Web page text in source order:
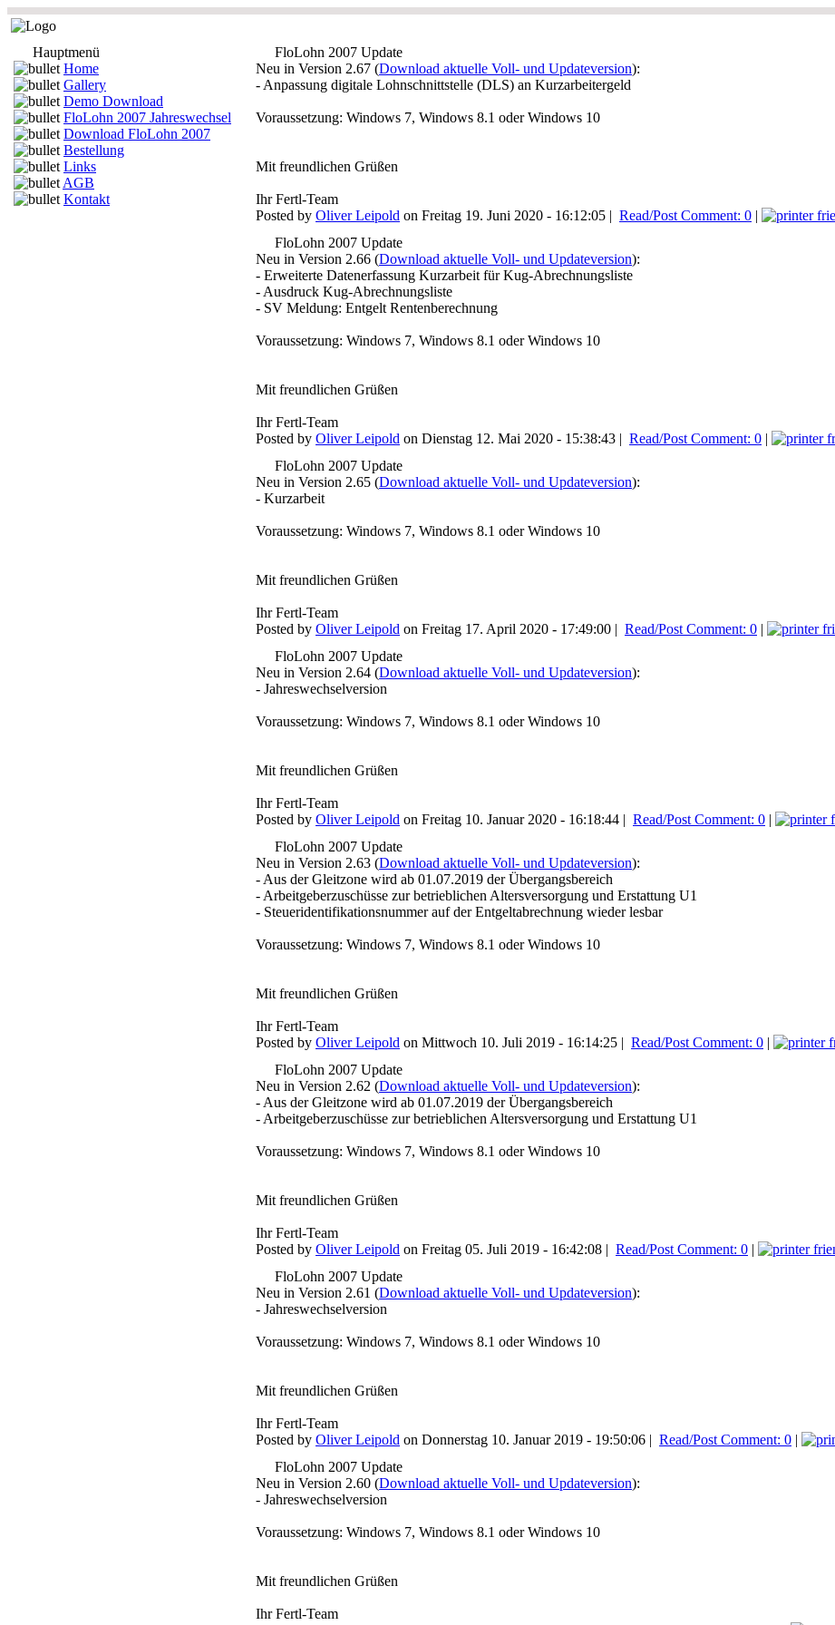
Hauptmenü
Home
Gallery
Demo Download
FloLohn 2007 Jahreswechsel
Download FloLohn 2007
Bestellung
Links
AGB
Kontakt
FloLohn 2007 Update
Neu in Version 2.67 (Download aktuelle Voll- und Updateversion):
- Anpassung digitale Lohnschnittstelle (DLS) an Kurzarbeitergeld
Voraussetzung: Windows 7, Windows 8.1 oder Windows 10
Mit freundlichen Grüßen
Ihr Fertl-Team
Posted by Oliver Leipold on Freitag 19. Juni 2020 - 16:12:05 | Read/Post Comment: 0 |
FloLohn 2007 Update
Neu in Version 2.66 (Download aktuelle Voll- und Updateversion):
- Erweiterte Datenerfassung Kurzarbeit für Kug-Abrechnungsliste
- Ausdruck Kug-Abrechnungsliste
- SV Meldung: Entgelt Rentenberechnung
Voraussetzung: Windows 7, Windows 8.1 oder Windows 10
Mit freundlichen Grüßen
Ihr Fertl-Team
Posted by Oliver Leipold on Dienstag 12. Mai 2020 - 15:38:43 | Read/Post Comment: 0 |
FloLohn 2007 Update
Neu in Version 2.65 (Download aktuelle Voll- und Updateversion):
- Kurzarbeit
Voraussetzung: Windows 7, Windows 8.1 oder Windows 10
Mit freundlichen Grüßen
Ihr Fertl-Team
Posted by Oliver Leipold on Freitag 17. April 2020 - 17:49:00 | Read/Post Comment: 0 |
FloLohn 2007 Update
Neu in Version 2.64 (Download aktuelle Voll- und Updateversion):
- Jahreswechselversion
Voraussetzung: Windows 7, Windows 8.1 oder Windows 10
Mit freundlichen Grüßen
Ihr Fertl-Team
Posted by Oliver Leipold on Freitag 10. Januar 2020 - 16:18:44 | Read/Post Comment: 0 |
FloLohn 2007 Update
Neu in Version 2.63 (Download aktuelle Voll- und Updateversion):
- Aus der Gleitzone wird ab 01.07.2019 der Übergangsbereich
- Arbeitgeberzuschüsse zur betrieblichen Altersversorgung und Erstattung U1
- Steueridentifikationsnummer auf der Entgeltabrechnung wieder lesbar
Voraussetzung: Windows 7, Windows 8.1 oder Windows 10
Mit freundlichen Grüßen
Ihr Fertl-Team
Posted by Oliver Leipold on Mittwoch 10. Juli 2019 - 16:14:25 | Read/Post Comment: 0 |
FloLohn 2007 Update
Neu in Version 2.62 (Download aktuelle Voll- und Updateversion):
- Aus der Gleitzone wird ab 01.07.2019 der Übergangsbereich
- Arbeitgeberzuschüsse zur betrieblichen Altersversorgung und Erstattung U1
Voraussetzung: Windows 7, Windows 8.1 oder Windows 10
Mit freundlichen Grüßen
Ihr Fertl-Team
Posted by Oliver Leipold on Freitag 05. Juli 2019 - 16:42:08 | Read/Post Comment: 0 |
FloLohn 2007 Update
Neu in Version 2.61 (Download aktuelle Voll- und Updateversion):
- Jahreswechselversion
Voraussetzung: Windows 7, Windows 8.1 oder Windows 10
Mit freundlichen Grüßen
Ihr Fertl-Team
Posted by Oliver Leipold on Donnerstag 10. Januar 2019 - 19:50:06 | Read/Post Comment: 0 |
FloLohn 2007 Update
Neu in Version 2.60 (Download aktuelle Voll- und Updateversion):
- Jahreswechselversion
Voraussetzung: Windows 7, Windows 8.1 oder Windows 10
Mit freundlichen Grüßen
Ihr Fertl-Team